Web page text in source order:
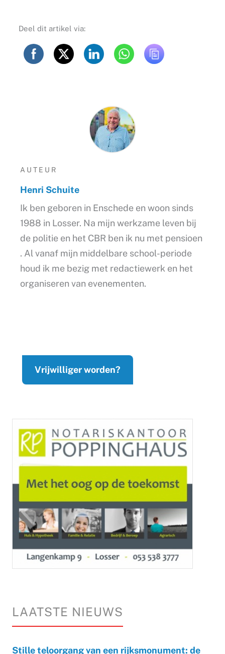
Deel dit artikel via:
AUTEUR
Henri Schuite
Ik ben geboren in Enschede en woon sinds
1988 in Losser. Na mijn werkzame leven bij
de politie en het CBR ben ik nu met pensioen
. Al vanaf mijn middelbare school-periode
houd ik me bezig met redactiewerk en het
organiseren van evenementen.
Vrijwilliger worden?
LAATSTE NIEUWS
Stille teloorgang van een rijksmonument: de